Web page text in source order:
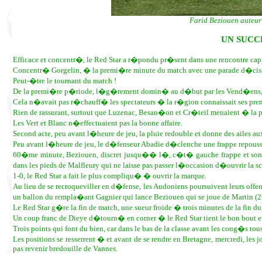
Farid Beziouen
UN
Efficace et concentr�, le Red Star a r�pondu pr�sent dans une rencontre
Concentr� Gorgelin, � la premi�re minute du match avec une parade
Peut-�tre le tournant du match !
De la premi�re p�riode, l�g�rement domin� au d�but par les Vend�ens,
Cela n�avait pas r�chauff� les spectateurs � la r�gion connaissait ses
Rien de rassurant, surtout que Luzenac, Besan�on et Cr�teil menaient � la
Les Vert et Blanc n�effectuaient pas la bonne affaire.
Second acte, peu avant l�heure de jeu, la pluie redouble et donne des ailes
Peu avant l�heure de jeu, le d�fenseur Abadie d�clenche une frappe
60�me minute, Beziouen, discret jusqu�� l�, c�t� gauche frappe et son
dans les pieds de Malfleury qui ne laisse pas passer l�occasion d�ouvrir la
1-0, le Red Star a fait le plus compliqu� � ouvrir la marque.
Au lieu de se recroqueviller en d�fense, les Audoniens poursuivent leurs
un ballon du rempla�ant Gagnier qui lance Beziouen qui se joue de Martin
Le Red Star g�re la fin de match, une sueur froide � trois minutes de la fin
Un coup franc de Dieye d�tourn� en corner � le Red Star tient le bon
Trois points qui font du bien, car dans le bas de la classe avant les cong�s
Les positions se resserrent � et avant de se rendre en Bretagne, mercredi,
pas revenir bredouille de Vannes.